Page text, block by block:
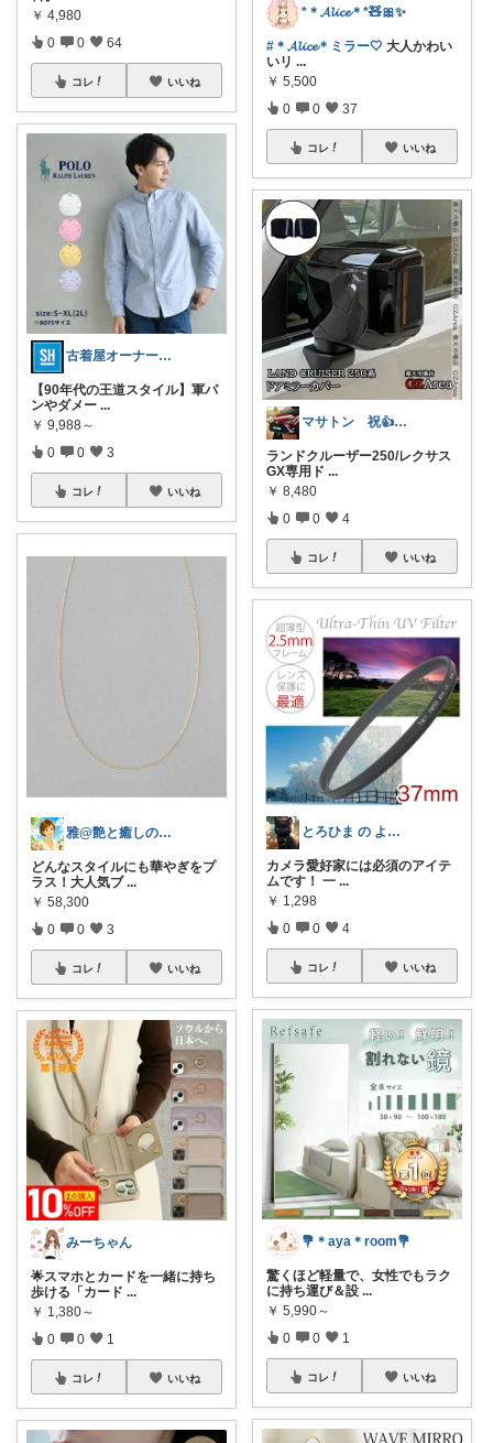
￥ 4,980
0 0 64
コレ いいね
古着屋オーナーが選ぶROOM
​【90年代の王道スタイル】軍パ
ンやダメー ...
￥ 9,988～
0 0 3
コレ いいね
雅@艶と癒しの開運セカンドライフ
どんなスタイルにも華やぎをプ
ラス！大人気ブ ...
￥ 58,300
0 0 3
コレ いいね
みーちゃん
🌟スマホとカードを一緒に持ち
歩ける「カード ...
￥ 1,380～
0 0 1
コレ いいね
*＊𝓐𝓵𝓲𝓬𝓮＊*🧸🎀✨
#＊𝓐𝓵𝓲𝓬𝓮＊ミラー🤍 大人かわい
いリ ...
￥ 5,500
0 0 37
コレ いいね
マサトン 祝👍7000プロフも見てね
ランドクルーザー250/レクサス
GX専用ド ...
￥ 8,480
0 0 4
コレ いいね
とろひま の よろず屋～お得な商品たち～
カメラ愛好家には必須のアイテ
ムです！ 一 ...
￥ 1,298
0 0 4
コレ いいね
💐＊aya＊room💐
驚くほど軽量で、女性でもラク
に持ち運び＆設 ...
￥ 5,990～
0 0 1
コレ いいね